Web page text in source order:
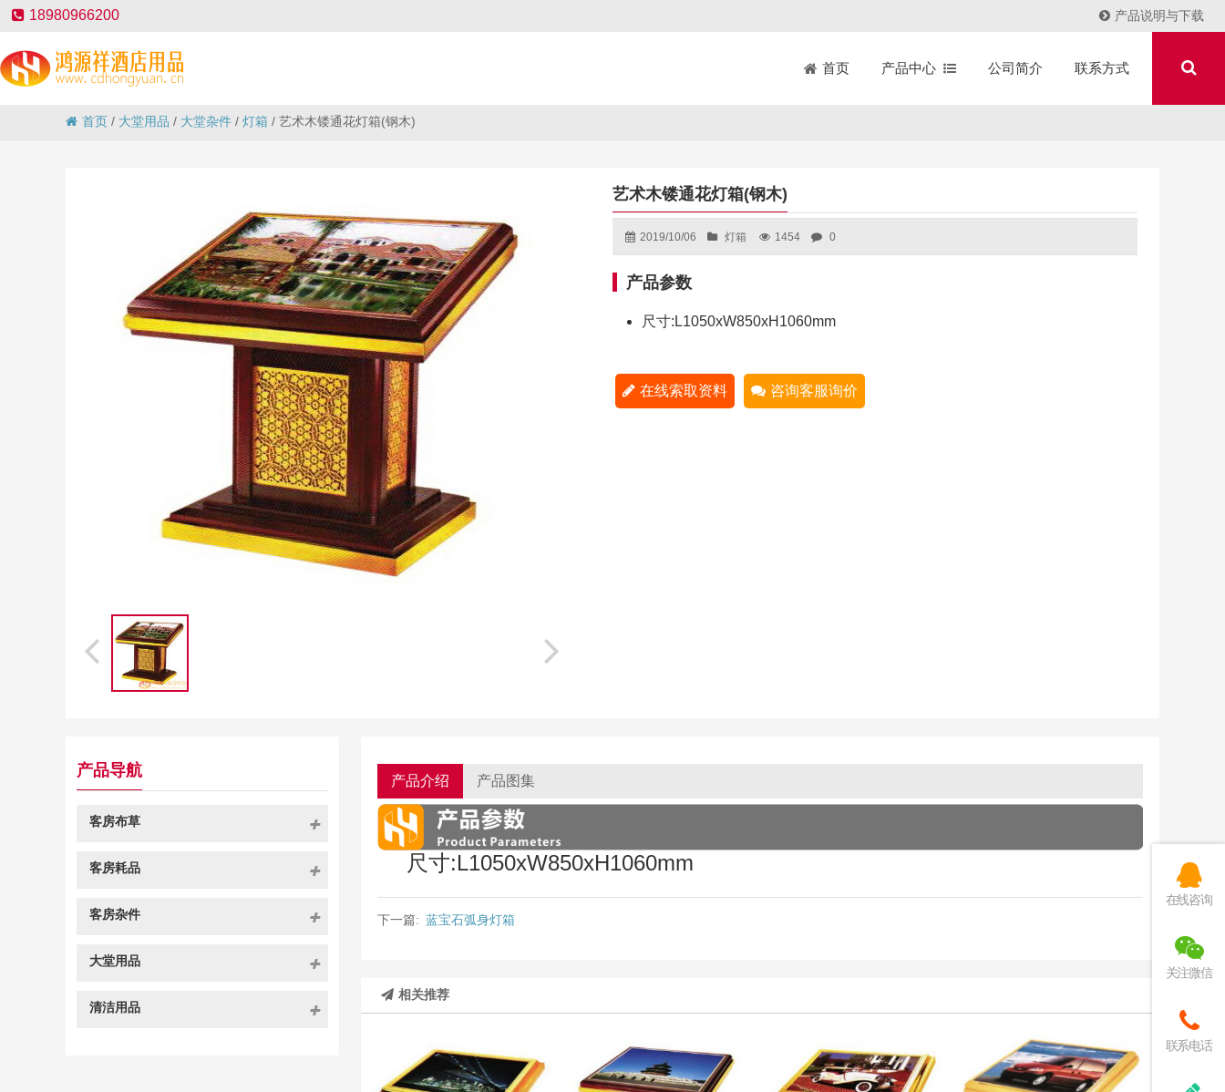
18980966200 产品说明与下载
首页 产品中心 公司简介 联系方式
首页 / 大堂用品 / 大堂杂件 / 灯箱 / 艺术木镂通花灯箱(钢木)
艺术木镂通花灯箱(钢木)
2019/10/06 灯箱 1454 0
产品参数
尺寸:L1050xW850xH1060mm
在线索取资料 咨询客服询价
产品介绍 产品图集
尺寸:L1050xW850xH1060mm
下一篇: 蓝宝石弧身灯箱
相关推荐
产品导航
客房布草
客房耗品
客房杂件
大堂用品
清洁用品
在线咨询
关注微信
联系电话